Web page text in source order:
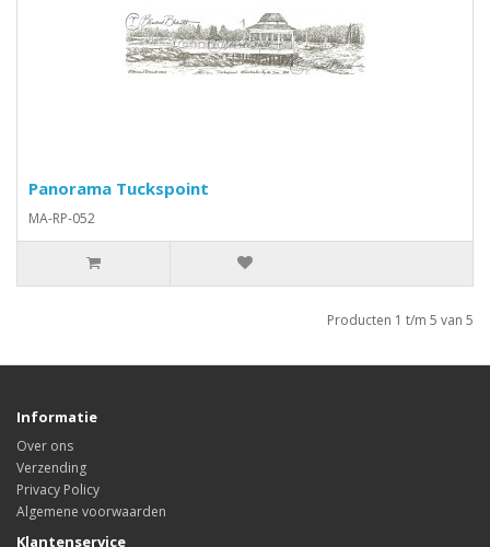
Panorama Tuckspoint
MA-RP-052
Producten 1 t/m 5 van 5
Informatie
Over ons
Verzending
Privacy Policy
Algemene voorwaarden
Klantenservice